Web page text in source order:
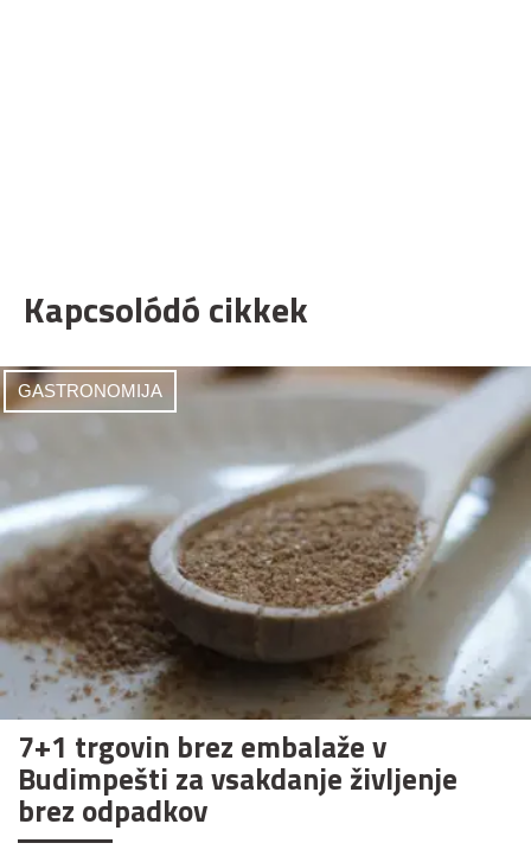
Kapcsolódó cikkek
GASTRONOMIJA
7+1 trgovin brez embalaže v
Budimpešti za vsakdanje življenje
brez odpadkov